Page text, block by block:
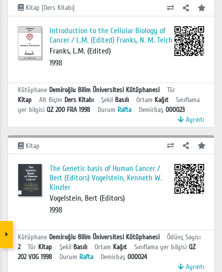
Kitap [Ders Kitabı]
Introduction to the Cellular Biology of
Cancer / L.M. (Edited) Franks, N. M. Teich
Franks, L.M. (Edited)
1998
Kütüphane Demiroğlu Bilim Üniversitesi Kütüphanesi
Tür
Kitap
Alt Biçim Ders Kitabı Şekil Basılı Ortam Kağıt
Sınıflama
yer bilgisi QZ 200 FRA 1998 Durum Rafta Demirbaş 000023
Ayrıntı
Kitap
The Genetic basis of Human Cancer /
Bert (Editors) Vogelstein, Kenneth W.
Kinzler
Vogelstein, Bert (Editors)
1998
Kütüphane Demiroğlu Bilim Üniversitesi Kütüphanesi
Ödünç Sayısı
2
Tür Kitap Şekil Basılı Ortam Kağıt Sınıflama yer bilgisi QZ
202 VOG 1998
Durum Rafta Demirbaş 000024
Ayrıntı